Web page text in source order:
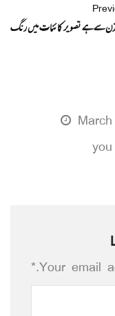
سے ہے تصویر کائنات میں رنگ
Your email